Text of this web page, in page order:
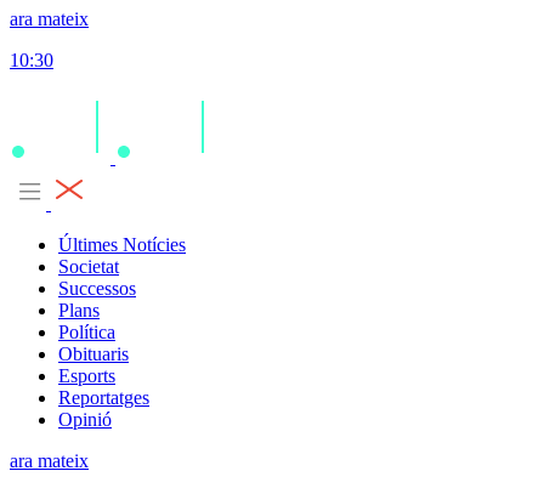
ara mateix
10:30
Últimes Notícies
Societat
Successos
Plans
Política
Obituaris
Esports
Reportatges
Opinió
ara mateix